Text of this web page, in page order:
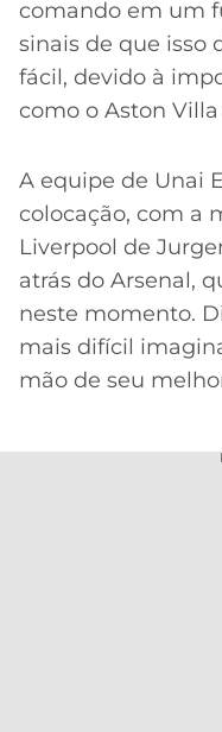
comando em um
sinais de que isso
fácil, devido à
como o Aston
A equipe de Unai
colocação, com a
Liverpool de
atrás do Arsenal,
neste momento.
mais difícil
mão de seu